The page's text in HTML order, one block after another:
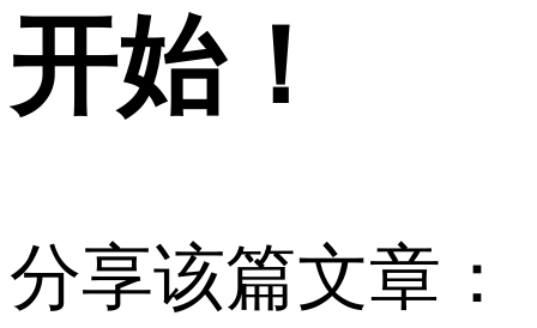
开始！
分享该篇文章：